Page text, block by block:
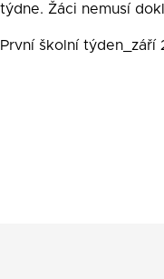
týdne. Žáci nemusí
První školní týden_září